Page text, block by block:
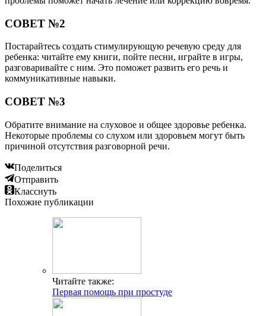
СОВЕТ №2
Постарайтесь создать стимулирующую речевую среду для
ребенка: читайте ему книги, пойте песни, играйте в игры,
разговаривайте с ним. Это поможет развить его речь и
коммуникативные навыки.
СОВЕТ №3
Обратите внимание на слуховое и общее здоровье ребенка.
Некоторые проблемы со слухом или здоровьем могут быть
причиной отсутствия разговорной речи.
Поделиться
Отправить
Класснуть
Похожие публикации
Читайте также:
Первая помощь при простуде